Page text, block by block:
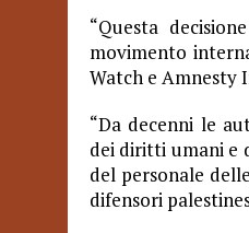
“Questa
movimento
Watch e Amnesty
“Da decenni le
dei diritti umani e
del personale
difensori